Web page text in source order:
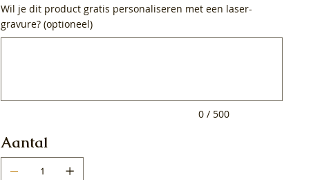
Wil je dit product gratis personaliseren met een laser-
gravure? (optioneel)
0 / 500
Aantal